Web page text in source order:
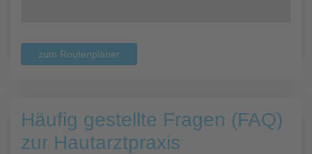
zum Routenplaner
Häufig gestellte Fragen (FAQ)
zur Hautarztpraxis